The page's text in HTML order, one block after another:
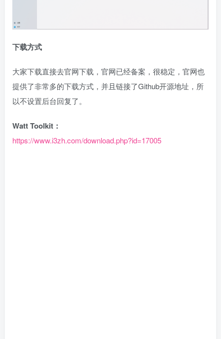
下载方式
大家下载直接去官网下载，官网已经备案，很稳定，官网也
提供了非常多的下载方式，并且链接了Github开源地址，所
以不设置后台回复了。
Watt Toolkit：
https://www.i3zh.com/download.php?id=17005